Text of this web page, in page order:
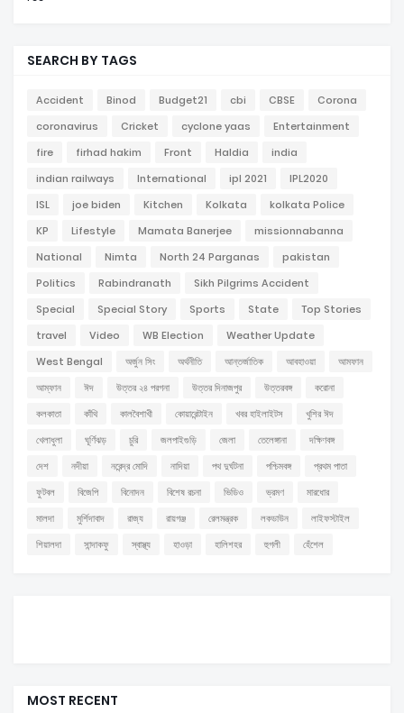
SEARCH BY TAGS
Accident Binod Budget21 cbi CBSE
Corona
coronavirus
Cricket cyclone yaas
Entertainment
fire
firhad hakim Front Haldia
india
indian railways
International ipl 2021
IPL2020
ISL
joe biden Kitchen Kolkata
kolkata Police
KP
Lifestyle Mamata Banerjee
missionnabanna
National
Nimta North 24 Parganas
pakistan
Politics
Rabindranath
Sikh Pilgrims Accident
Special
Special Story Sports State
Top Stories
travel
Video WB Election
Weather Update
West Bengal
অর্জুন সিং অর্থনীতি আন্তর্জাতিক আবহাওয়া
আমফান
আম্ফান
ঈদ উত্তর ২৪ পরগনা উত্তর দিনাজপুর উত্তরবঙ্গ
করোনা
কলকাতা
কাঁথি কালবৈশাখী কোয়ারেন্টাইন খবর হাইলাইটস
খুশির ঈদ
খেলাধুলা
ঘূর্ণিঝড় চুরি জলপাইগুড়ি জেলা তেলেঙ্গানা
দক্ষিণবঙ্গ
দেশ
নদীয়া নরেন্দ্র মোদি নাদিয়া পথ দুর্ঘটনা পশ্চিমবঙ্গ
প্রথম পাতা
ফুটবল
বিজেপি বিনোদন বিশেষ রচনা ভিডিও ভ্রমণ
মারধোর
মালদা
মুর্শিদাবাদ রাজ্য রায়গঞ্জ রেলমন্ত্রক লকডাউন
লাইফস্টাইল
শিয়ালদা
সান্দাকফু স্বাস্থ্য হাওড়া হালিশহর হুগলী হেঁশেল
MOST RECENT